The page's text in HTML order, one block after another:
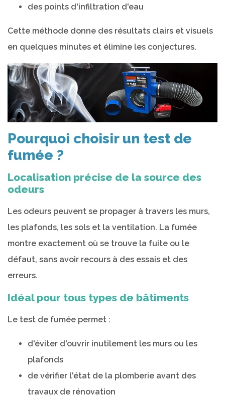
des points d'infiltration d'eau
Cette méthode donne des résultats clairs et visuels
en quelques minutes et élimine les conjectures.
Pourquoi choisir un test de
fumée ?
Localisation précise de la source des
odeurs
Les odeurs peuvent se propager à travers les murs,
les plafonds, les sols et la ventilation. La fumée
montre exactement où se trouve la fuite ou le
défaut, sans avoir recours à des essais et des
erreurs.
Idéal pour tous types de bâtiments
Le test de fumée permet :
d'éviter d'ouvrir inutilement les murs ou les
plafonds
de vérifier l'état de la plomberie avant des
travaux de rénovation